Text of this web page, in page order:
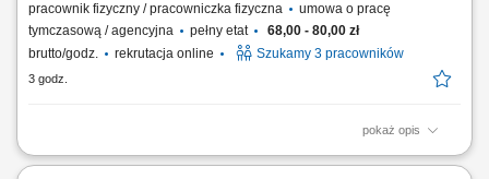
pracownik fizyczny / pracowniczka fizyczna
umowa o pracę
tymczasową / agencyjna
pełny etat
68,00 - 80,00 zł
brutto/godz.
rekrutacja online Szukamy 3 pracowników
3 godz.
pokaż opis
Chcesz zacząć pracę za granicą i szukasz stabilnego zatrudnienia w